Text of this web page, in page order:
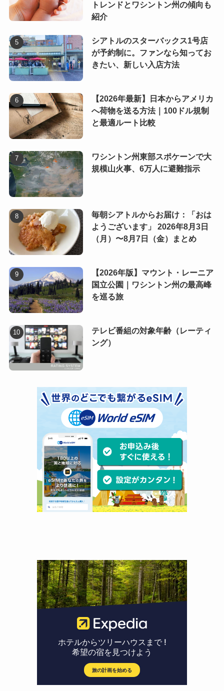
トレンドとワシントン州の傾向も
紹介
シアトルのスターバックス1号店
が予約制に。ファンなら知ってお
きたい、新しい入店方法
【2026年最新】日本からアメリカ
へ荷物を送る方法｜100ドル規制
と最適ルート比較
ワシントン州東部スポケーンで大
規模山火事、6万人に避難指示
毎朝シアトルからお届け：「おは
ようございます」 2026年8月3日
（月）〜8月7日（金）まとめ
【2026年版】マウント・レーニア
国立公園｜ワシントン州の最高峰
を巡る旅
テレビ番組の対象年齢（レーティ
ング）